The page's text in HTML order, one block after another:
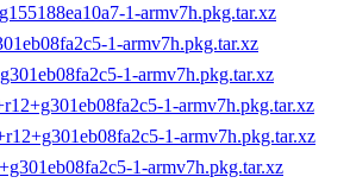
1-armv7h.pkg.tar.xz
1-armv7h.pkg.tar.xz
1-armv7h.pkg.tar.xz
1-armv7h.pkg.tar.xz
1-armv7h.pkg.tar.xz
1-armv7h.pkg.tar.xz